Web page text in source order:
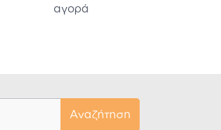
αγορά
Αναζήτηση